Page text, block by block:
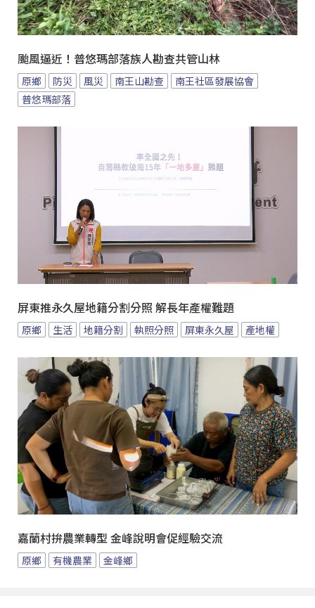
颱風逼近！普悠瑪部落族人勘查共管山林
原鄉 防災 風災 南王山勘查
南王社區發展協會
普悠瑪部落
屏東推永久屋地籍分割分照 解長年產權難題
原鄉 生活 地籍分割 執照分照 屏東永久屋 產地權
嘉蘭村拚農業轉型 金峰說明會促經驗交流
原鄉 有機農業 金峰鄉